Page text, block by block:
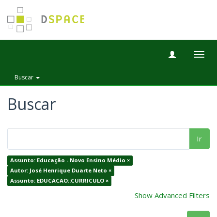
Buscar
Buscar
Ir
Assunto: Educação - Novo Ensino Médio ×
Autor: José Henrique Duarte Neto ×
Assunto: EDUCACAO::CURRICULO ×
Show Advanced Filters